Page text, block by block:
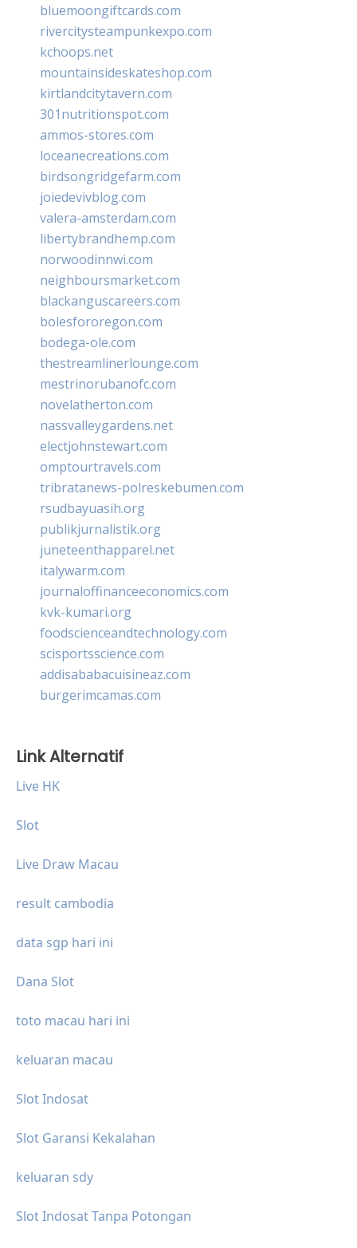
bluemoongiftcards.com
rivercitysteampunkexpo.com
kchoops.net
mountainsideskateshop.com
kirtlandcitytavern.com
301nutritionspot.com
ammos-stores.com
loceanecreations.com
birdsongridgefarm.com
joiedevivblog.com
valera-amsterdam.com
libertybrandhemp.com
norwoodinnwi.com
neighboursmarket.com
blackanguscareers.com
bolesfororegon.com
bodega-ole.com
thestreamlinerlounge.com
mestrinorubanofc.com
novelatherton.com
nassvalleygardens.net
electjohnstewart.com
omptourtravels.com
tribratanews-polreskebumen.com
rsudbayuasih.org
publikjurnalistik.org
juneteenthapparel.net
italywarm.com
journaloffinanceeconomics.com
kvk-kumari.org
foodscienceandtechnology.com
scisportsscience.com
addisababacuisineaz.com
burgerimcamas.com
Link Alternatif
Live HK
Slot
Live Draw Macau
result cambodia
data sgp hari ini
Dana Slot
toto macau hari ini
keluaran macau
Slot Indosat
Slot Garansi Kekalahan
keluaran sdy
Slot Indosat Tanpa Potongan